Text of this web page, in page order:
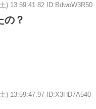
) 13:59:41.82 ID:BdwoW3R50
の？
) 13:59:47.97 ID:X3HD7A540